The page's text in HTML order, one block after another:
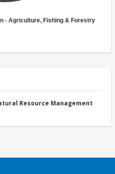
- Agriculture, Fishing & Forestry
Resource Management